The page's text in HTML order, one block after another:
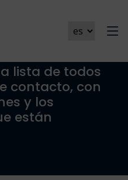
lista de todos
contacto, con
y los
están